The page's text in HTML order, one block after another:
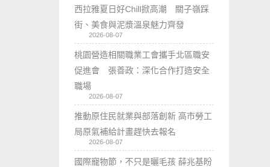
西拉雅夏日好Chill掀高潮 關子嶺踩
街、美食與泥漿溫泉魅力齊發
2026-08-07
桃園營造相關職業工會攜手北區職安
促進會 張善政：深化合作打造安全
職場
2026-08-07
推動原住民就業與部落創新 高市勞工
局原氣補給計畫趕快去報名
2026-08-07
國際寵物節，不只是曬毛孩 薛兆基盼